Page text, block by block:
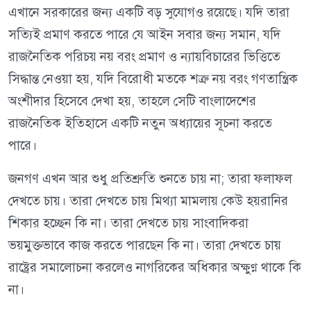
এখানে সরকারের জন্য একটি বড় সুযোগও রয়েছে। যদি তারা
সত্যিই প্রমাণ করতে পারে যে আইন সবার জন্য সমান, যদি
রাজনৈতিক পরিচয় নয় বরং প্রমাণ ও ন্যায়বিচারের ভিত্তিতে
সিদ্ধান্ত নেওয়া হয়, যদি বিরোধী মতকে শত্রু নয় বরং গণতান্ত্রিক
অংশীদার হিসেবে দেখা হয়, তাহলে সেটি বাংলাদেশের
রাজনৈতিক ইতিহাসে একটি নতুন অধ্যায়ের সূচনা করতে
পারে।
জনগণ এখন আর শুধু প্রতিশ্রুতি শুনতে চায় না; তারা ফলাফল
দেখতে চায়। তারা দেখতে চায় মিথ্যা মামলায় কেউ হয়রানির
শিকার হচ্ছেন কি না। তারা দেখতে চায় সাংবাদিকরা
ভয়মুক্তভাবে কাজ করতে পারছেন কি না। তারা দেখতে চায়
রাষ্ট্রের সমালোচনা করলেও নাগরিকের অধিকার অক্ষুণ্ণ থাকে কি
না।